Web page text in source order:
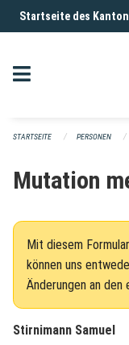
Navigation überspringen
Startseite des
STARTSEITE PERSONEN
Mutation
Mit diesem
können uns
Änderungen an
Stirnimann Samuel